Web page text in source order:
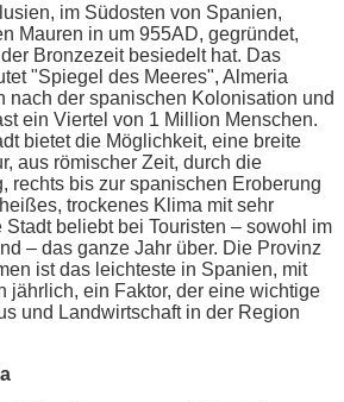
im Südosten von Spanien,
Mauren in um 955AD, gegründet,
Bronzezeit besiedelt hat. Das
"Spiegel des Meeres", Almeria
nach der spanischen Kolonisation und
ein Viertel von 1 Million Menschen.
bietet die Möglichkeit, eine breite
aus römischer Zeit, durch die
rechts bis zur spanischen Eroberung
trockenes Klima mit sehr
beliebt bei Touristen – sowohl im
– das ganze Jahr über. Die Provinz
ist das leichteste in Spanien, mit
jährlich, ein Faktor, der eine wichtige
und Landwirtschaft in der Region